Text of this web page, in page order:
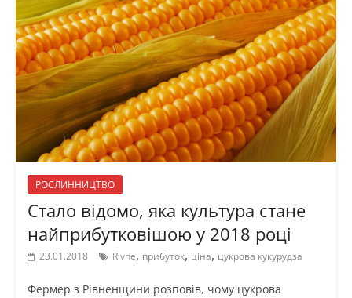
РОСЛИННИЦТВО
Стало відомо, яка культура стане
найприбутковішою у 2018 році
23.01.2018 Rivne, прибуток, ціна, цукрова кукурудза
Фермер з Рівненщини розповів, чому цукрова